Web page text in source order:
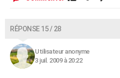
RÉPONSE 15 / 28
Utilisateur anonyme
3 juil. 2009 à 20:22